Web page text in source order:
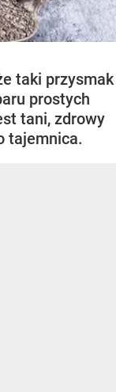
taki przysmak
prostych
tani, zdrowy
tajemnica.